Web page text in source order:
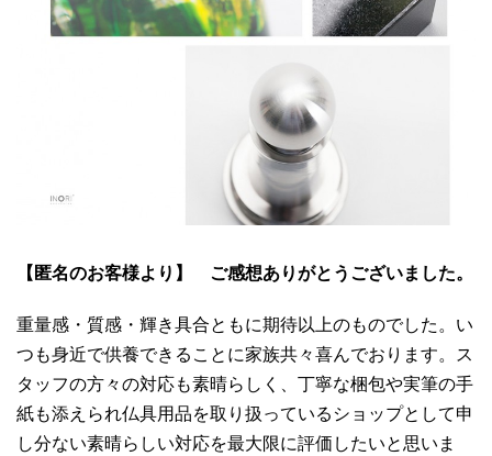
【匿名のお客様より】 ご感想ありがとうございました。
重量感・質感・輝き具合ともに期待以上のものでした。い
つも身近で供養できることに家族共々喜んでおります。ス
タッフの方々の対応も素晴らしく、丁寧な梱包や実筆の手
紙も添えられ仏具用品を取り扱っているショップとして申
し分ない素晴らしい対応を最大限に評価したいと思いま